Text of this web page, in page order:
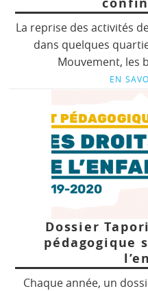
La reprise des activités
dans quelques
Mouvement, les
EN
Dossier
pédagogique
Chaque année, un